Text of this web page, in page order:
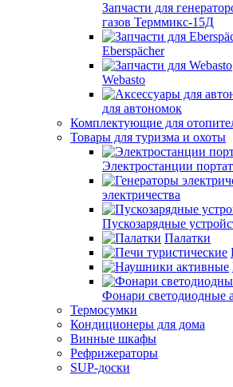
Запчасти для
газов Терммикс-15Д
Eberspächer
Webasto
для автономок
Комплектующие для
Товары для туризма и охоты
Электростанции
электричества
Пускозарядные
Палатки
Фонари светодиодные
Термосумки
Кондиционеры для дома
Винные шкафы
Рефрижераторы
SUP-доски